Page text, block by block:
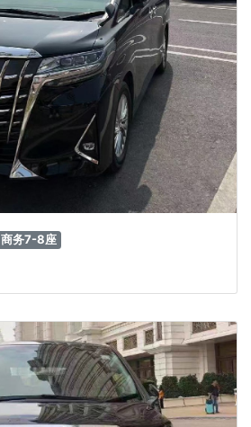
商务7-8座